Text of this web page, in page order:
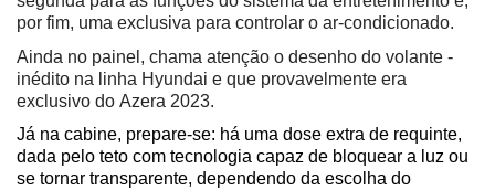
por fim, uma exclusiva para controlar o ar-condicionado.
Ainda no painel, chama atenção o desenho do volante -
inédito na linha Hyundai e que provavelmente era
exclusivo do Azera 2023.
Já na cabine, prepare-se: há uma dose extra de requinte,
dada pelo teto com tecnologia capaz de bloquear a luz ou
se tornar transparente, dependendo da escolha do